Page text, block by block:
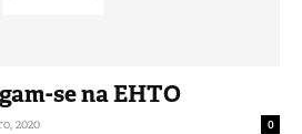
se na EHTO
2020 0